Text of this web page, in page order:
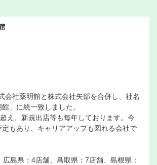
会社薬明館と株式会社矢部を合併し、社名
」に統一致しました。
え、新規出店等も毎年しております。今
もあり、キャリアアップも図れる会社で
島県：4店舗、鳥取県：7店舗、島根県：